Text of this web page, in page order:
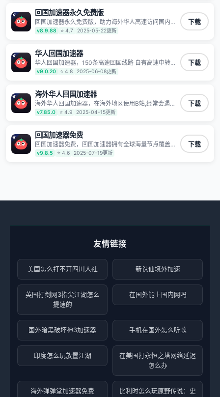
艺、哔哩哔哩和优酷视频,在国外也能畅快追剧!
回国加速器永久免费版
回国加速器永久免费版，助力海外华人高速访问国内网
络，快速开启国内各直播平台,解决国内视频、音乐卡顿
问题；更能加速海量国服游戏，超低延迟稳定不掉线,畅
v8.9.88 ⭐ 4.7 2025-05-22更新
下载
华人回国加速器
华人回国加速器，150条高速回国线路 自有高速中转节
点 无需注册 一键连接 提供高速线路 应用内直达视频音
乐app,快人一步 应用模式 App互不干扰 不间断的隐私保
止第三方对数据进行窃取和监听
v9.0.20 ⭐ 4.8 2025-06-08更新
下载
海外华人回国加速器
海外华人回国加速器，在海外地区使用B站,经常会遇到B
站地区版权限制/网络IP屏蔽,缓冲卡顿等问题,使用我们
的哔哩哔哩专用回国VPN,可加速解决各类网络问题,一键
服7*24小时服务。
v7.85.0 ⭐ 4.9 2025-04-15更新
下载
回国加速器免费
回国加速器免费，回国加速器拥有全球海量节点覆盖，
运营商专线不卡顿超稳定，专为海外华人和留学生打
造，帮助海外华人免除地域限制，随时高速稳定低延迟
v9.8.5 ⭐ 4.6 2025-07-19更新
下载
友情链接
美国怎么打不开四川人社 新诛仙境外加速
英国打剑网3指尖江湖怎么
提速的
在国外能上国内网吗
国外暗黑破坏神3加速器 手机在国外怎么听歌
印度怎么玩放置江湖
在美国打永恒之塔网络延迟
怎么办
海外弹弹堂加速器免费 比利时怎么玩原野传说：史